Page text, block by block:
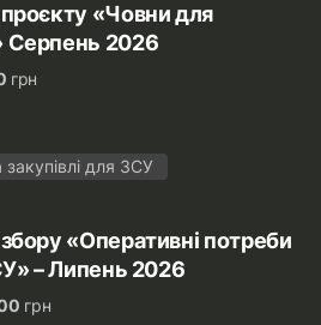
«Човни для
Серпень 2026
грн
для ЗСУ
«Оперативні потреби
– Липень 2026
грн